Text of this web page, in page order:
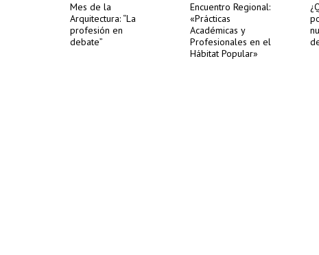
Mes de la
Arquitectura: “La
profesión en
debate”
Encuentro Regional:
«Prácticas
Académicas y
Profesionales en el
Hábitat Popular»